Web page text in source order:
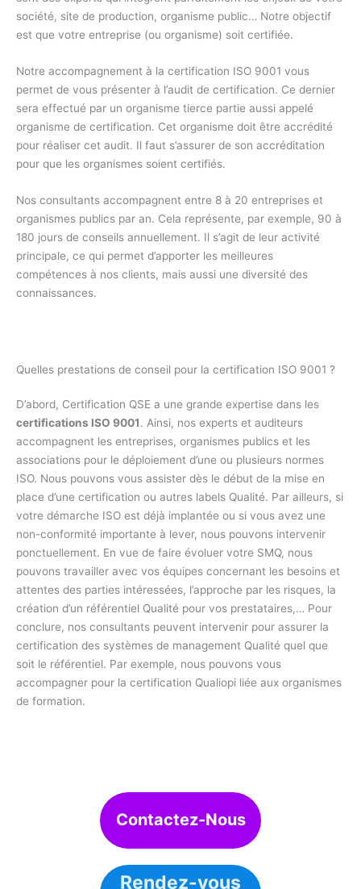
société, site de production, organisme public… Notre objectif
est que votre entreprise (ou organisme) soit certifiée.
Notre accompagnement à la certification ISO 9001 vous
permet de vous présenter à l’audit de certification. Ce dernier
sera effectué par un organisme tierce partie aussi appelé
organisme de certification. Cet organisme doit être accrédité
pour réaliser cet audit. Il faut s’assurer de son accréditation
pour que les organismes soient certifiés.
Nos consultants accompagnent entre 8 à 20 entreprises et
organismes publics par an. Cela représente, par exemple, 90 à
180 jours de conseils annuellement. Il s’agit de leur activité
principale, ce qui permet d’apporter les meilleures
compétences à nos clients, mais aussi une diversité des
connaissances.
Quelles prestations de conseil pour la certification ISO 9001 ?
D’abord, Certification QSE a une grande expertise dans les
certifications ISO 9001. Ainsi, nos experts et auditeurs
accompagnent les entreprises, organismes publics et les
associations pour le déploiement d’une ou plusieurs normes
ISO. Nous pouvons vous assister dès le début de la mise en
place d’une certification ou autres labels Qualité. Par ailleurs, si
votre démarche ISO est déjà implantée ou si vous avez une
non-conformité importante à lever, nous pouvons intervenir
ponctuellement. En vue de faire évoluer votre SMQ, nous
pouvons travailler avec vos équipes concernant les besoins et
attentes des parties intéressées, l’approche par les risques, la
création d’un référentiel Qualité pour vos prestataires,… Pour
conclure, nos consultants peuvent intervenir pour assurer la
certification des systèmes de management Qualité quel que
soit le référentiel. Par exemple, nous pouvons vous
accompagner pour la certification Qualiopi liée aux organismes
de formation.
Contactez-Nous
Rendez-vous